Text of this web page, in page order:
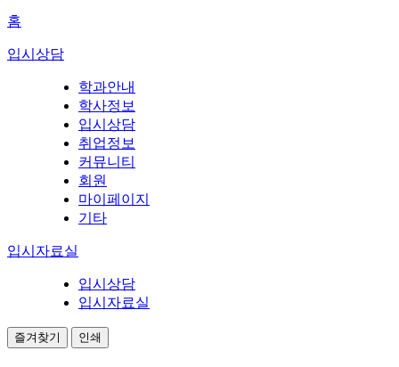
홈
입시상담
학과안내
학사정보
입시상담
취업정보
커뮤니티
회원
마이페이지
기타
입시자료실
입시상담
입시자료실
즐겨찾기 인쇄